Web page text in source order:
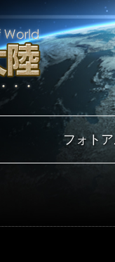
フォト